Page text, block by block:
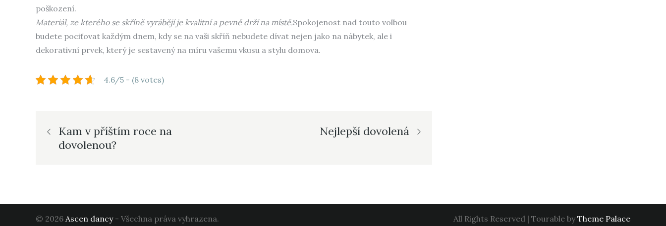
poškození.
Materiál, ze kterého se skříně vyrábějí je kvalitní a pevně drží na místě.Spokojenost nad touto volbou
budete pociťovat každým dnem, kdy se na vaši skříň nebudete dívat nejen jako na nábytek, ale i
dekorativní prvek, který je sestavený na míru vašemu vkusu a stylu domova.
4.6/5 - (8 votes)
Navigace
pro
Kam v příštím roce na
dovolenou?
Nejlepší dovolená
© 2026 Ascen dancy- Všechna práva vyhrazena. All Rights Reserved | Tourable byTheme Palace